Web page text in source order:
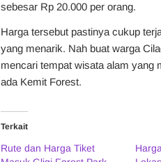
sebesar Rp 20.000 per orang.
Harga tersebut pastinya cukup
yang menarik. Nah buat warga
mencari tempat wisata alam yang
ada Kemit Forest.
Terkait
Rute dan Harga Tiket